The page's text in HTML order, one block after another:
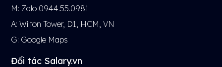
M: Zalo 0944.55.0981
A: Wilton Tower, D1, HCM, VN
G: Google Maps
Đối tác Salary.vn